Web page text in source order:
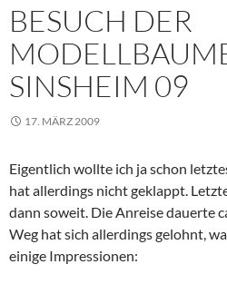
BESUCH DER
SINSHEIM 09
17. MÄRZ 2009
Eigentlich wollte ich ja schon
hat allerdings nicht geklappt.
dann soweit. Die Anreise dauerte
Weg hat sich allerdings gelohnt,
einige Impressionen: